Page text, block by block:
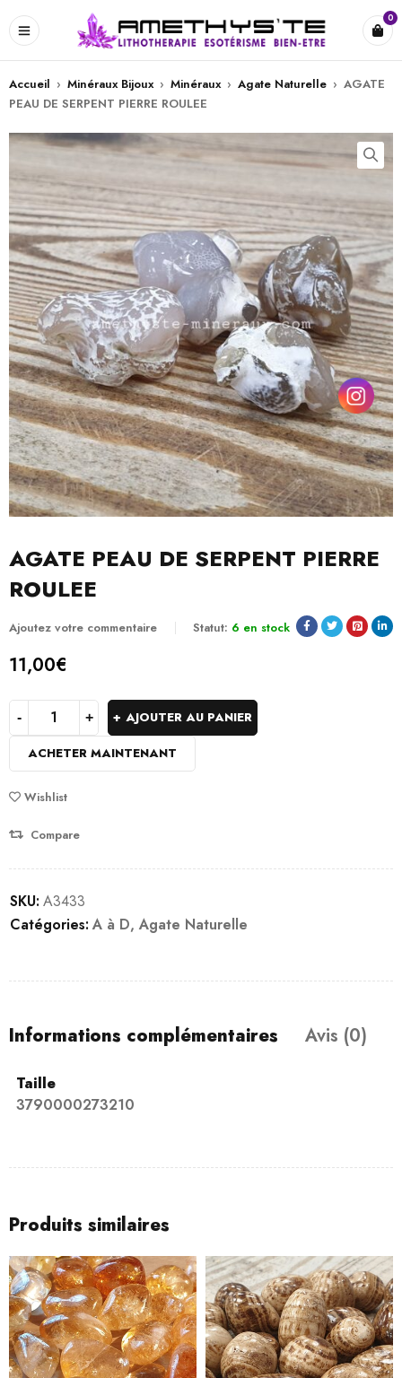
0
Accueil › Minéraux Bijoux › Minéraux › Agate Naturelle › AGATE
PEAU DE SERPENT PIERRE ROULEE
AGATE PEAU DE SERPENT PIERRE
ROULEE
Ajoutez votre commentaire Statut: 6 en stock
11,00€
AJOUTER AU PANIER
ACHETER MAINTENANT
Wishlist
Compare
SKU: A3433
Catégories: A à D, Agate Naturelle
Informations complémentaires Avis (0)
Taille
3790000273210
Produits similaires